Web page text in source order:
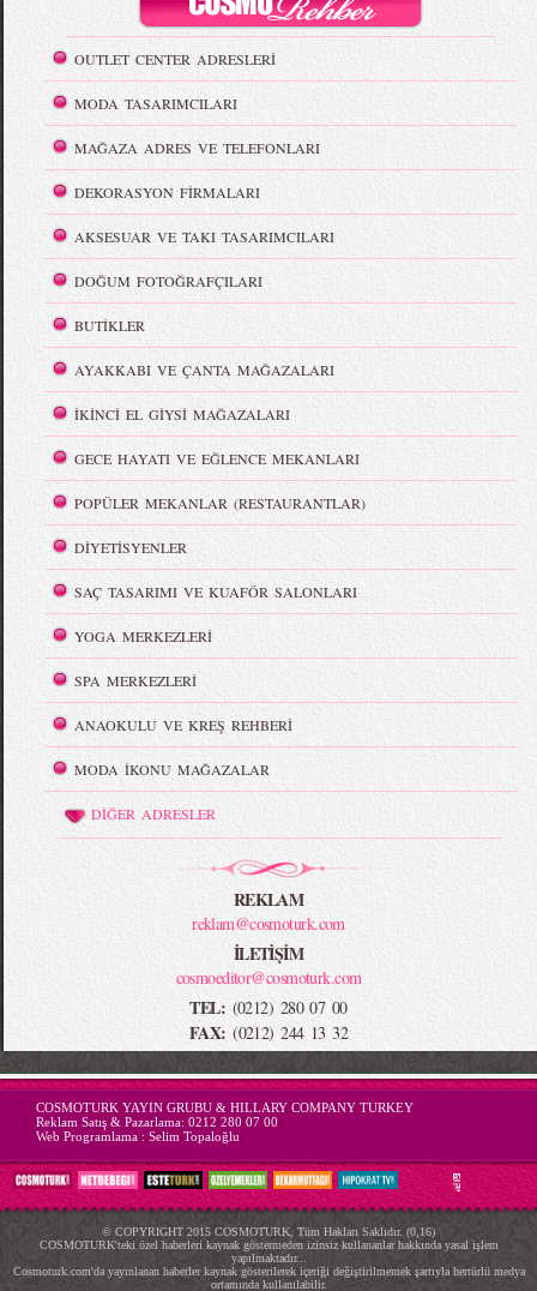
OUTLET CENTER ADRESLERİ
MODA TASARIMCILARI
MAĞAZA ADRES VE TELEFONLARI
DEKORASYON FİRMALARI
AKSESUAR VE TAKI TASARIMCILARI
DOĞUM FOTOĞRAFÇILARI
BUTİKLER
AYAKKABI VE ÇANTA MAĞAZALARI
İKİNCİ EL GİYSİ MAĞAZALARI
GECE HAYATI VE EĞLENCE MEKANLARI
POPÜLER MEKANLAR (RESTAURANTLAR)
DİYETİSYENLER
SAÇ TASARIMI VE KUAFÖR SALONLARI
YOGA MERKEZLERİ
SPA MERKEZLERİ
ANAOKULU VE KREŞ REHBERİ
MODA İKONU MAĞAZALAR
DİĞER ADRESLER
REKLAM
reklam@cosmoturk.com
İLETİŞİM
cosmoeditor@cosmoturk.com
TEL: (0212) 280 07 00
FAX: (0212) 244 13 32
-->
COSMOTURK YAYIN GRUBU & HILLARY COMPANY TURKEY
Reklam Satış & Pazarlama: 0212 280 07 00
Web Programlama : Selim Topaloğlu
© COPYRIGHT 2015 COSMOTURK, Tüm Hakları Saklıdır. (0,16)
COSMOTURK'teki özel haberleri kaynak göstermeden izinsiz kullananlar hakkında yasal işlem
yapılmaktadır...
Cosmoturk.com'da yayınlanan haberler kaynak gösterilerek içeriği değiştirilmemek şartıyla hertürlü medya
ortamında kullanılabilir.